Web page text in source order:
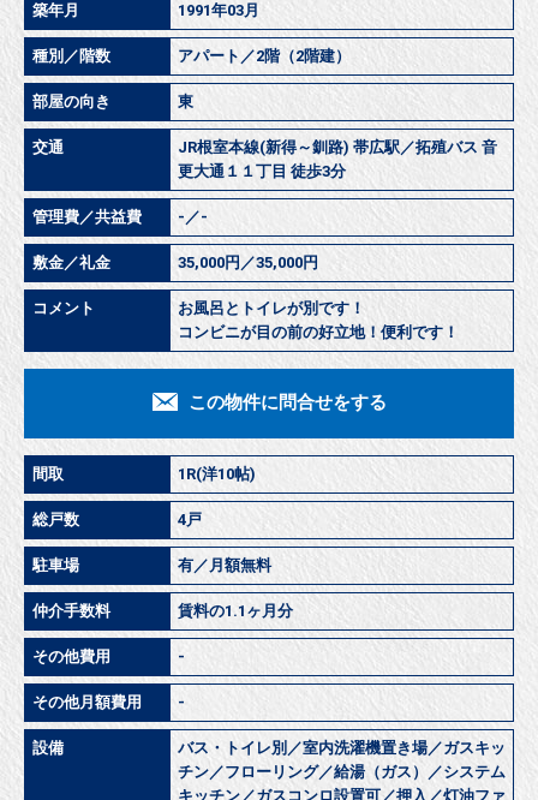
築年月 1991年03月
種別／階数 アパート／2階（2階建）
部屋の向き 東
交通
JR根室本線(新得～釧路) 帯広駅／拓殖バス 音
更大通１１丁目 徒歩3分
管理費／共益費 -／-
敷金／礼金 35,000円／35,000円
コメント
お風呂とトイレが別です！
コンビニが目の前の好立地！便利です！
この物件に問合せをする
間取 1R(洋10帖)
総戸数 4戸
駐車場 有／月額無料
仲介手数料 賃料の1.1ヶ月分
その他費用 -
その他月額費用 -
設備
バス・トイレ別／室内洗濯機置き場／ガスキッ
チン／フローリング／給湯（ガス）／システム
キッチン／ガスコンロ設置可／押入／灯油ファ